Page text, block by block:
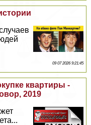
09 07 2026 9:21:45
квартиры -
2019